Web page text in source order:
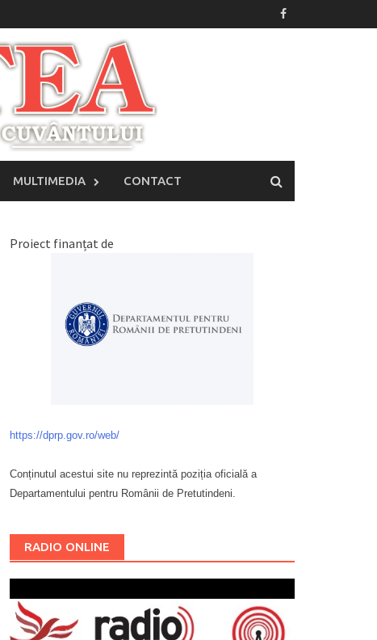
MULTIMEDIA CONTACT
Proiect finanțat de
https://dprp.gov.ro/web/
Conținutul acestui site nu reprezintă poziția oficială a
Departamentului pentru Românii de Pretutindeni.
RADIO ONLINE